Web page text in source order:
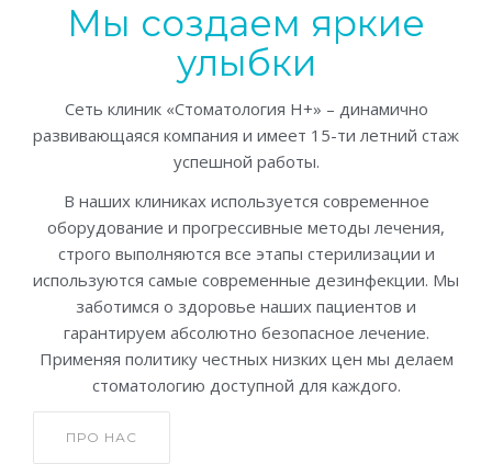
Мы создаем яркие
улыбки
Сеть клиник «Стоматология Н+» – динамично
развивающаяся компания и имеет 15-ти летний стаж
успешной работы.
В наших клиниках используется современное
оборудование и прогрессивные методы лечения,
строго выполняются все этапы стерилизации и
используются самые современные дезинфекции. Мы
заботимся о здоровье наших пациентов и
гарантируем абсолютно безопасное лечение.
Применяя политику честных низких цен мы делаем
стоматологию доступной для каждого.
ПРО НАС